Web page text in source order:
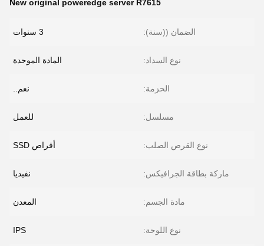
New original poweredge server R7615
الضمان ((سنة): 3 سنوات
نوع السداد: المادة الموحدة
الحزمة: نعم..
مسلسل: للعمل
نوع القرص الصلب: أقراص SSD
ماركة بطاقة الجرافيكس: نفيديا
مادة الجسم: المعدن
نوع اللوحة: IPS